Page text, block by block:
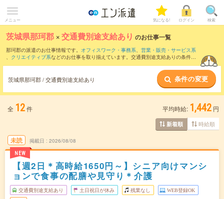
メニュー 気になる! ログイン 検索
茨城県那珂郡 ×交通費別途支給あり のお仕事一覧
那珂郡の派遣のお仕事情報です。 オフィスワーク・事務系、 営業・販売・サービス系
、 クリエイティブ系などのお仕事を取り揃えています。交通費別途支給ありの条件の
茨城県那珂郡 / 交通費別途支給あり 条件の変更
全 12件 平均時給: 1,442 円
新着順 時給順
未読
NEW
掲載日 2026/08/08
【週2日＊高時給1650円～】シニア向けマンシ
ョンで食事の配膳や見守り＊介護
交通費別途支給あり 土日祝日が休み 残業なし WEB登録OK